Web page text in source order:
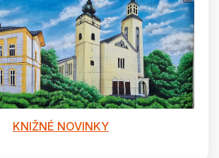
KNIŽNÉ NOVINKY